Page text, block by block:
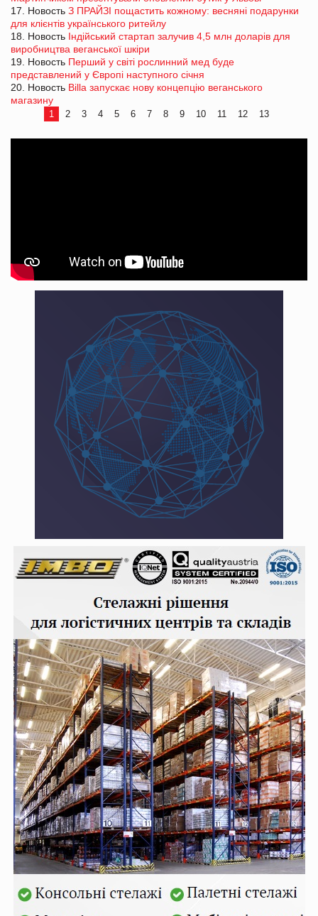
17. Новость З ПРАЙЗІ пощастить кожному: весняні подарунки
для клієнтів українського ритейлу
18. Новость Індійський стартап залучив 4,5 млн доларів для
виробництва веганської шкіри
19. Новость Перший у світі рослинний мед буде
представлений у Європі наступного січня
20. Новость Billa запускає нову концепцію веганського
магазину
1 2 3 4 5 6 7 8 9 10 11 12 13